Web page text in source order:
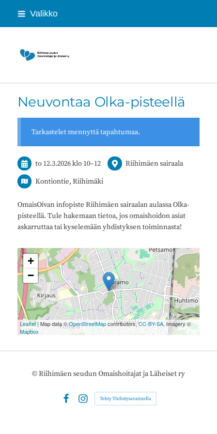
Siirry
Valikko
Riihimäen seudun Omaishoitajat ja
Neuvontaa Olka-pisteellä
Tarkastelet mennyttä tapahtumaa.
to 12.3.2026klo 10–12
Riihimäen sairaala
Kontiontie, Riihimäki
OmaisOivan infopiste Riihimäen sairaalan aulassa Olka-
pisteellä. Tule hakemaan tietoa, jos omaishoidon asiat
askarruttaa tai kyselemään yhdistyksen toiminnasta!
+
−
Leaflet| Map data ©OpenStreetMapcontributors,CC-BY-SA, Imagery ©
Mapbox
©Riihimäen seudun Omaishoitajat ja Läheiset ry
Tehty Yhdistysavaimella